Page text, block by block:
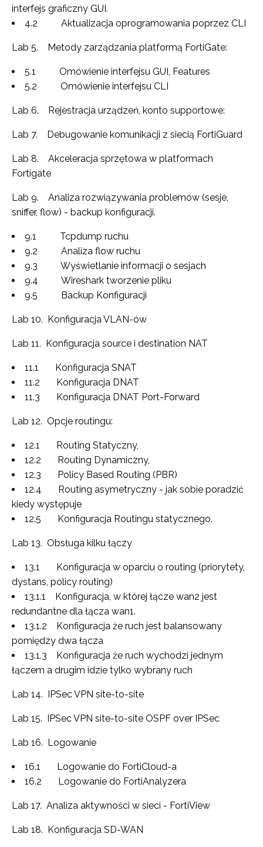
interfejs graficzny GUI.
4.2 Aktualizacja oprogramowania poprzez CLI
Lab 5. Metody zarządzania platformą FortiGate:
5.1 Omówienie interfejsu GUI, Features
5.2 Omówienie interfejsu CLI
Lab 6. Rejestracja urządzeń, konto supportowe:
Lab 7. Debugowanie komunikacji z siecią FortiGuard
Lab 8. Akceleracja sprzętowa w platformach
Fortigate
Lab 9. Analiza rozwiązywania problemów (sesje,
sniffer, flow) - backup konfiguracji.
9.1 Tcpdump ruchu
9.2 Analiza flow ruchu
9.3 Wyświetlanie informacji o sesjach
9.4 Wireshark tworzenie pliku
9.5 Backup Konfiguracji
Lab 10. Konfiguracja VLAN-ów
Lab 11. Konfiguracja source i destination NAT
11.1 Konfiguracja SNAT
11.2 Konfiguracja DNAT
11.3 Konfiguracja DNAT Port-Forward
Lab 12. Opcje routingu:
12.1 Routing Statyczny,
12.2 Routing Dynamiczny,
12.3 Policy Based Routing (PBR)
12.4 Routing asymetryczny - jak sobie poradzić
kiedy występuje
12.5 Konfiguracja Routingu statycznego.
Lab 13. Obsługa kilku łączy
13.1 Konfiguracja w oparciu o routing (priorytety,
dystans, policy routing)
13.1.1 Konfiguracja, w której łącze wan2 jest
redundantne dla łącza wan1.
13.1.2 Konfiguracja że ruch jest balansowany
pomiędzy dwa łącza
13.1.3 Konfiguracja że ruch wychodzi jednym
łączem a drugim idzie tylko wybrany ruch
Lab 14. IPSec VPN site-to-site
Lab 15. IPSec VPN site-to-site OSPF over IPSec
Lab 16. Logowanie
16.1 Logowanie do FortiCloud-a
16.2 Logowanie do FortiAnalyzera
Lab 17. Analiza aktywności w sieci - FortiView
Lab 18. Konfiguracja SD-WAN